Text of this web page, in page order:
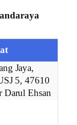
Jaya,
5, 47610
Darul Ehsan